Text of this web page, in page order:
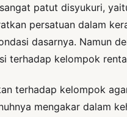
patut disyukuri,
persatuan dalam
dasarnya. Namun
terhadap kelompok
terhadap kelompok
mengakar dalam